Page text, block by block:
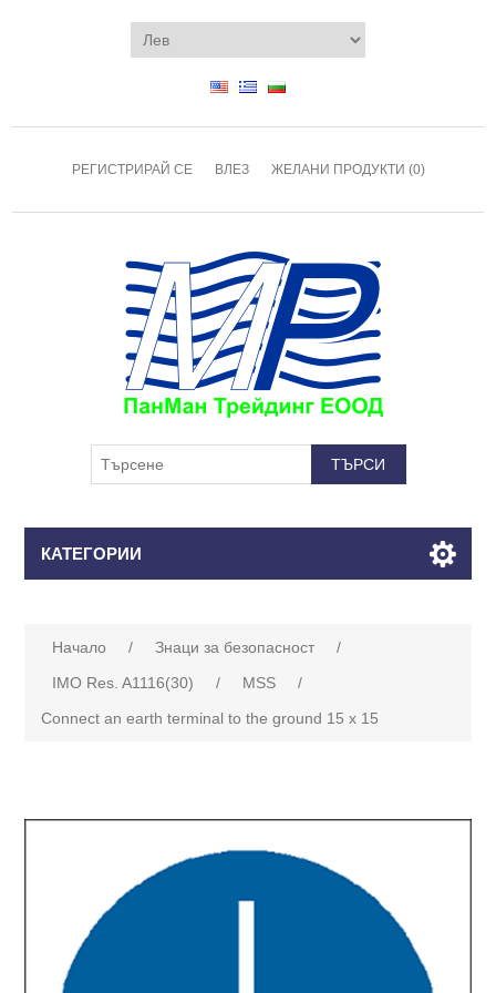
РЕГИСТРИРАЙ СЕ ВЛЕЗ ЖЕЛАНИ ПРОДУКТИ (0)
КАТЕГОРИИ
Начало / Знаци за безопасност
/
IMO Res. A1116(30)
/ MSS
/
Connect an earth terminal to the ground 15 x 15